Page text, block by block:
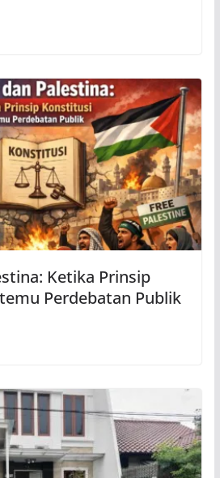
Ketika Prinsip
Perdebatan Publik